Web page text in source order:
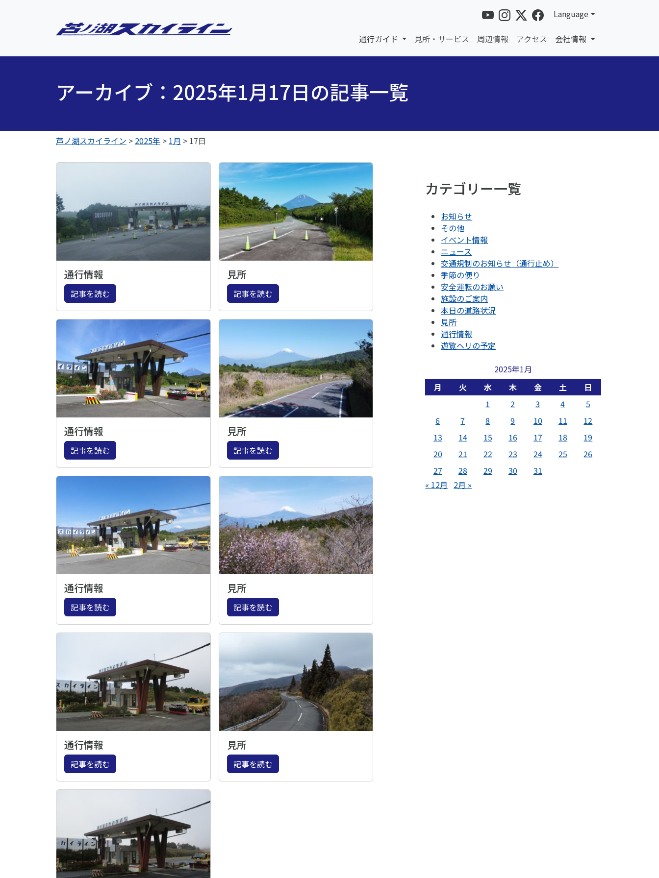
Language
通行ガイド 見所・サービス 周辺情報 アクセス 会社情報
アーカイブ：2025年1月17日の記事一覧
芦ノ湖スカイライン > 2025年 > 1月 > 17日
通行情報
記事を読む
見所
記事を読む
通行情報
記事を読む
見所
記事を読む
通行情報
記事を読む
見所
記事を読む
通行情報
記事を読む
見所
記事を読む
カテゴリー一覧
お知らせ
その他
イベント情報
ニュース
交通規制のお知らせ（通行止め）
季節の便り
安全運転のお願い
施設のご案内
本日の道路状況
見所
通行情報
遊覧ヘリの予定
2025年1月
月
火 水 木 金 土
日
1
2 3 4
5
6
7 8 9 10 11
12
13
14 15 16 17 18
19
20
21 22 23 24 25
26
27
28 29 30
31
« 12月
2月 »